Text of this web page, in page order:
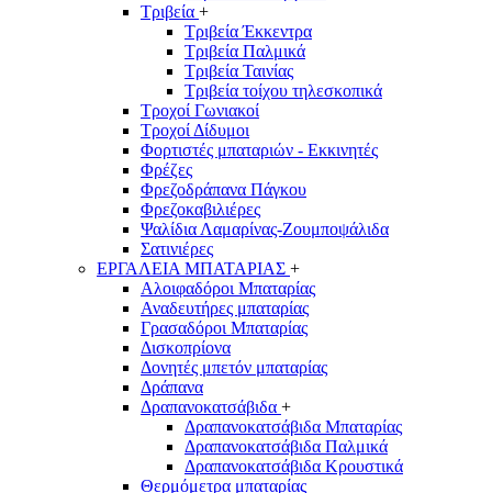
Τριβεία +
Τριβεία Έκκεντρα
Τριβεία Παλμικά
Τριβεία Ταινίας
Τριβεία τοίχου τηλεσκοπικά
Τροχοί Γωνιακοί
Τροχοί Δίδυμοι
Φορτιστές μπαταριών - Εκκινητές
Φρέζες
Φρεζοδράπανα Πάγκου
Φρεζοκαβιλιέρες
Ψαλίδια Λαμαρίνας-Ζουμποψάλιδα
Σατινιέρες
ΕΡΓΑΛΕΙΑ ΜΠΑΤΑΡΙΑΣ +
Αλοιφαδόροι Μπαταρίας
Αναδευτήρες μπαταρίας
Γρασαδόροι Μπαταρίας
Δισκοπρίονα
Δονητές μπετόν μπαταρίας
Δράπανα
Δραπανοκατσάβιδα +
Δραπανοκατσάβιδα Μπαταρίας
Δραπανοκατσάβιδα Παλμικά
Δραπανοκατσάβιδα Κρουστικά
Θερμόμετρα μπαταρίας